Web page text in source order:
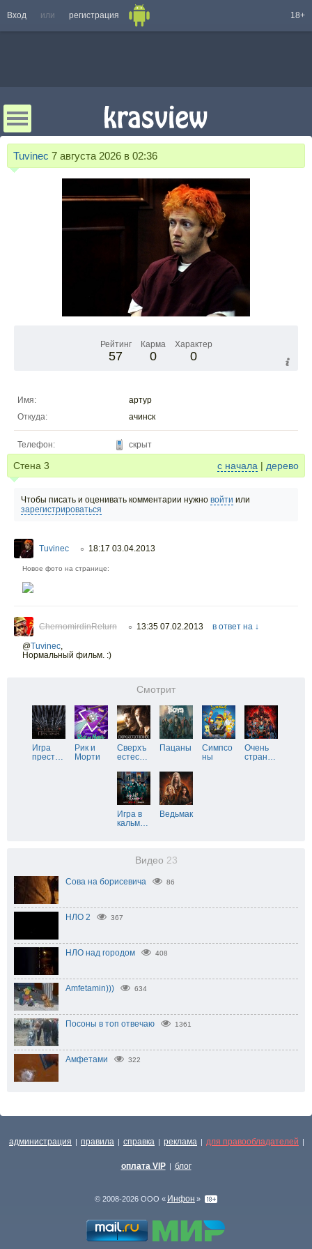
Вход или регистрация 18+
Tuvinec 7 августа 2026 в 02:36
Рейтинг
57
Карма
0
Характер
0
Имя:
артур
Откуда:
ачинск
Телефон: скрыт
Стена 3 с начала | дерево
Чтобы писать и оценивать комментарии нужно войти или
зарегистрироваться
Tuvinec ○ 18:17 03.04.2013
Новое фото на странице:
ChernomirdinReturn ○ 13:35 07.02.2013
в ответ на ↓
@Tuvinec,
Нормальный фильм. :)
Смотрит
Игра
прест…
Рик и
Морти
Сверхъ
естес…
Пацаны
Симпсо
ны
Очень
стран…
Игра в
кальм…
Ведьмак
Видео 23
Сова на борисевича 86
НЛО 2 367
НЛО над городом 408
Amfetamin))) 634
Посоны в топ отвечаю 1361
Амфетами 322
администрация | правила | справка | реклама | для правообладателей |
оплата VIP | блог
© 2008-2026 ООО « Инфон »